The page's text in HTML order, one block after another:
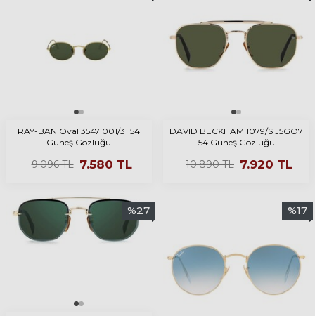
RAY-BAN Oval 3547 001/31 54
Güneş Gözlüğü
9.096TL 7.580 TL
DAVID BECKHAM 1079/S J5GO7
54 Güneş Gözlüğü
10.890TL 7.920 TL
%27 %17